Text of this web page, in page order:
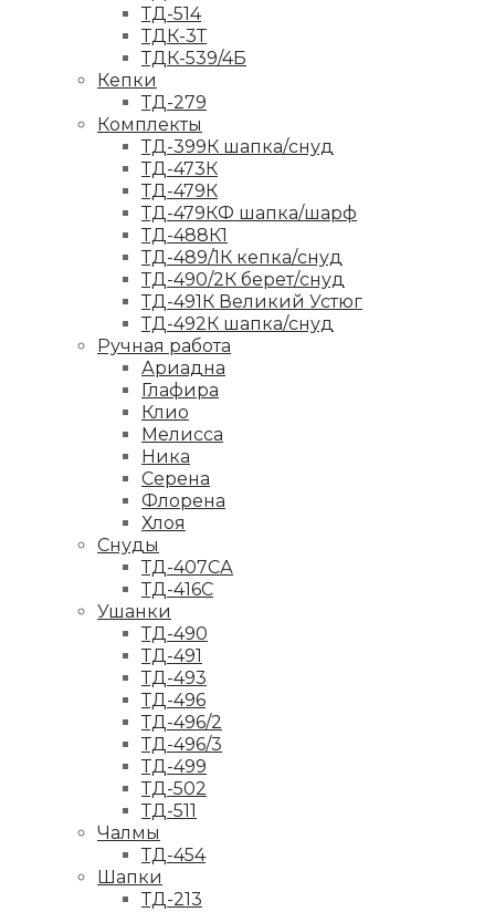
ТД-514
ТДК-3Т
ТДК-539/4Б
Кепки
ТД-279
Комплекты
ТД-399К шапка/снуд
ТД-473К
ТД-479К
ТД-479КФ шапка/шарф
ТД-488К1
ТД-489/1К кепка/снуд
ТД-490/2К берет/снуд
ТД-491К Великий Устюг
ТД-492К шапка/снуд
Ручная работа
Ариадна
Глафира
Клио
Мелисса
Ника
Серена
Флорена
Хлоя
Снуды
ТД-407СА
ТД-416С
Ушанки
ТД-490
ТД-491
ТД-493
ТД-496
ТД-496/2
ТД-496/3
ТД-499
ТД-502
ТД-511
Чалмы
ТД-454
Шапки
ТД-213